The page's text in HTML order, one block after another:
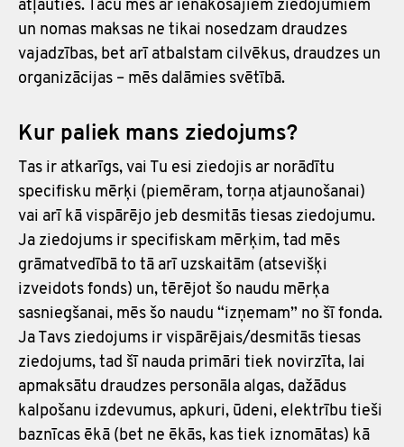
atļauties. Taču mēs ar ienākošajiem ziedojumiem
un nomas maksas ne tikai nosedzam draudzes
vajadzības, bet arī atbalstam cilvēkus, draudzes un
organizācijas – mēs dalāmies svētībā.
Kur paliek mans ziedojums?
Tas ir atkarīgs, vai Tu esi ziedojis ar norādītu
specifisku mērķi (piemēram, torņa atjaunošanai)
vai arī kā vispārējo jeb desmitās tiesas ziedojumu.
Ja ziedojums ir specifiskam mērķim, tad mēs
grāmatvedībā to tā arī uzskaitām (atsevišķi
izveidots fonds) un, tērējot šo naudu mērķa
sasniegšanai, mēs šo naudu “izņemam” no šī fonda.
Ja Tavs ziedojums ir vispārējais/desmitās tiesas
ziedojums, tad šī nauda primāri tiek novirzīta, lai
apmaksātu draudzes personāla algas, dažādus
kalpošanu izdevumus, apkuri, ūdeni, elektrību tieši
baznīcas ēkā (bet ne ēkās, kas tiek iznomātas) kā